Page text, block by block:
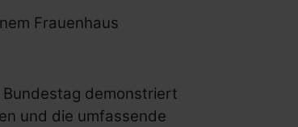
Frauenhaus
demonstriert
und die umfassende